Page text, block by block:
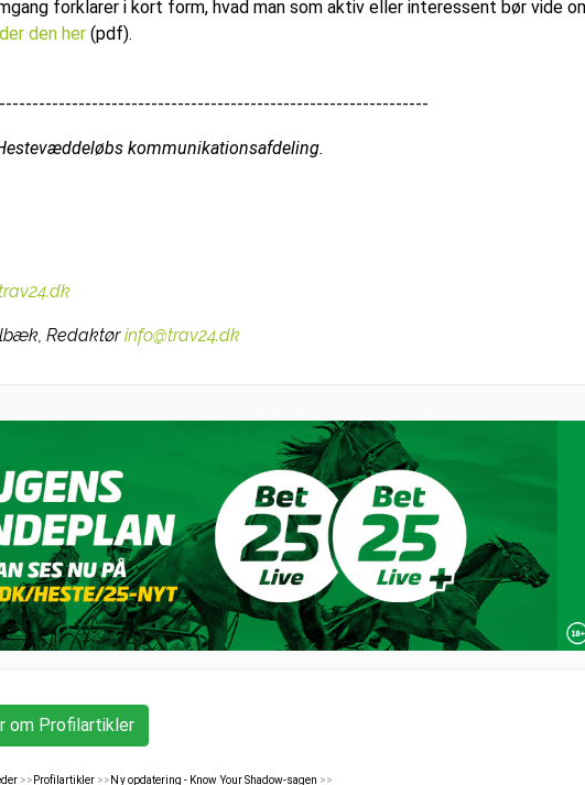
forklarer i kort form, hvad man som aktiv eller interessent bør vide
den her (pdf).
kommunikationsafdeling.
Redaktør info@trav24.dk
om Profilartikler
>> Profilartikler >> Ny opdatering - Know Your Shadow-sagen >>